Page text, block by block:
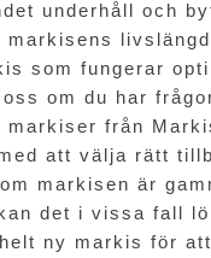
underhåll och
markisens
som fungerar
om du har
från
att välja rätt
markisen är
det i vissa fall
ny markis för